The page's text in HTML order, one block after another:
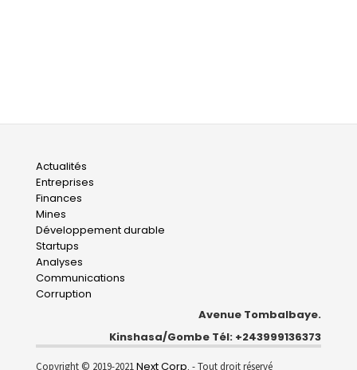
Main
navigation
Actualités
Entreprises
Finances
Mines
Développement durable
Startups
Analyses
Communications
Corruption
Avenue Tombalbaye.
Kinshasa/Gombe Tél: +243999136373
Copyright © 2019-2021Next Corp. - Tout droit réservé